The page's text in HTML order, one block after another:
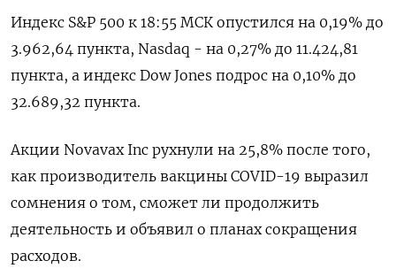
Индекс S&P 500 к 18:55 МСК опустился на 0,19% до
3.962,64​ пункта, Nasdaq - на 0,27% до 11.424,81
пункта, а индекс Dow Jones подрос на 0,10% до
32.689,32 пункта.
Акции Novavax Inc рухнули на 25,8% после того,
как производитель вакцины COVID-19 выразил
сомнения о том, сможет ли продолжить
деятельность и объявил о планах сокращения
расходов.